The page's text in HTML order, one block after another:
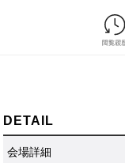
前撮り/後撮り
家族フォト/ペット撮影
DETAIL
会場詳細